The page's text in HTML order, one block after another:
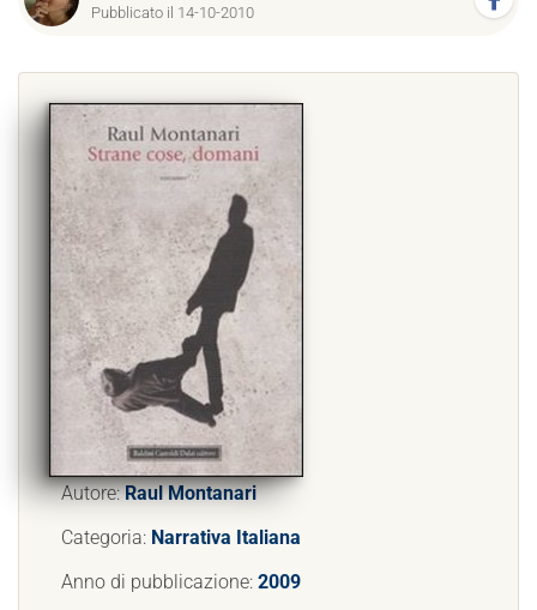
Pubblicato il 14-10-2010
Autore:Raul Montanari
Categoria: Narrativa Italiana
Anno di pubblicazione: 2009